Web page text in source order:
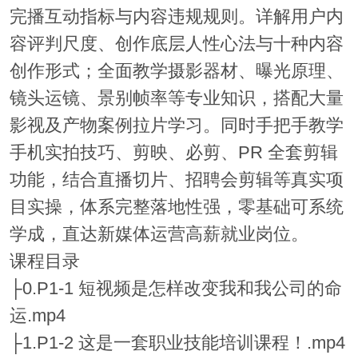
完播互动指标与内容违规规则。详解用户内
容评判尺度、创作底层人性心法与十种内容
创作形式；全面教学摄影器材、曝光原理、
镜头运镜、景别帧率等专业知识，搭配大量
影视及产物案例拉片学习。同时手把手教学
手机实拍技巧、剪映、必剪、PR 全套剪辑
功能，结合直播切片、招聘会剪辑等真实项
目实操，体系完整落地性强，零基础可系统
学成，直达新媒体运营高薪就业岗位。
课程目录
├0.P1-1 短视频是怎样改变我和我公司的命
运.mp4
├1.P1-2 这是一套职业技能培训课程！.mp4